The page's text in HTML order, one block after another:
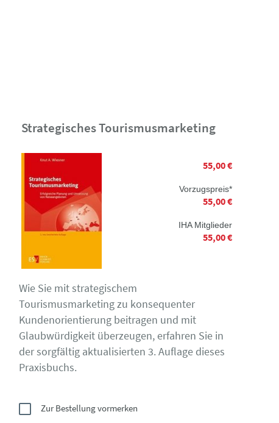
Strategisches Tourismusmarketing
55,00 €
Vorzugspreis*
55,00 €
IHA Mitglieder
55,00 €
Wie Sie mit strategischem
Tourismusmarketing zu konsequenter
Kundenorientierung beitragen und mit
Glaubwürdigkeit überzeugen, erfahren Sie in
der sorgfältig aktualisierten 3. Auflage dieses
Praxisbuchs.
Zur Bestellung vormerken